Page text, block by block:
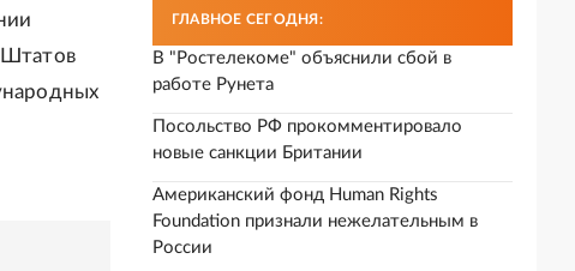
Штатов
ГЛАВНОЕ СЕГОДНЯ:
В "Ростелекоме" объяснили сбой в
работе Рунета
Посольство РФ прокомментировало
новые санкции Британии
Американский фонд Human Rights
Foundation признали нежелательным в
России